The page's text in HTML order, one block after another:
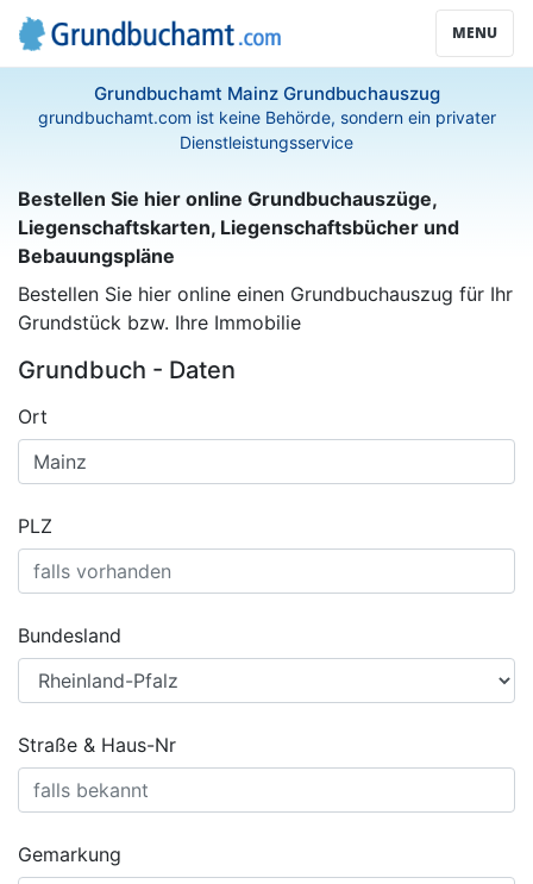
MENU
Grundbuchamt Mainz Grundbuchauszug
grundbuchamt.com ist keine Behörde, sondern ein privater
Dienstleistungsservice
Bestellen Sie hier online Grundbuchauszüge,
Liegenschaftskarten, Liegenschaftsbücher und
Bebauungspläne
Bestellen Sie hier online einen Grundbuchauszug für Ihr
Grundstück bzw. Ihre Immobilie
Grundbuch - Daten
Ort
PLZ
Bundesland
Straße & Haus-Nr
Gemarkung